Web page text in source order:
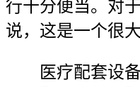
行十分便当。对
说，这是一个很
医疗配套设备